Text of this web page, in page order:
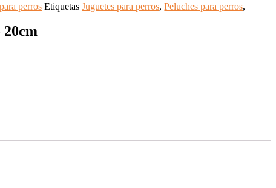
perros Etiquetas Juguetes para perros,Peluches para perros,